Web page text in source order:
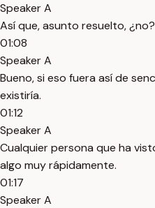
Speaker A
Así que, asunto resuelto, ¿no?
01:08
Speaker A
Bueno, si eso fuera así de
existiría.
01:12
Speaker A
Cualquier persona que ha
algo muy rápidamente.
01:17
Speaker A